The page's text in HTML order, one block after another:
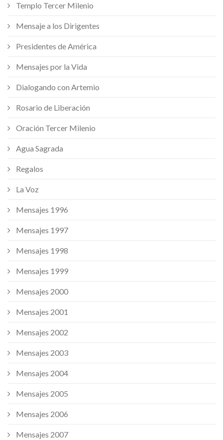
Templo Tercer Milenio
Mensaje a los Dirigentes
Presidentes de América
Mensajes por la Vida
Dialogando con Artemio
Rosario de Liberación
Oración Tercer Milenio
Agua Sagrada
Regalos
La Voz
Mensajes 1996
Mensajes 1997
Mensajes 1998
Mensajes 1999
Mensajes 2000
Mensajes 2001
Mensajes 2002
Mensajes 2003
Mensajes 2004
Mensajes 2005
Mensajes 2006
Mensajes 2007